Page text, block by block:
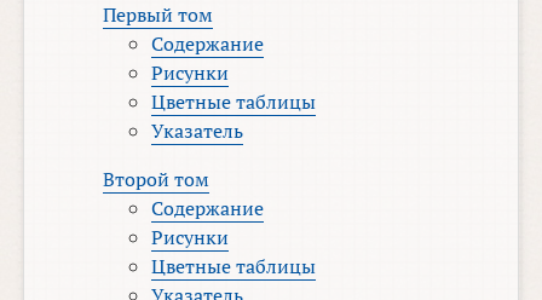
Первый том
Содержание
Рисунки
Цветные таблицы
Указатель
Второй том
Содержание
Рисунки
Цветные таблицы